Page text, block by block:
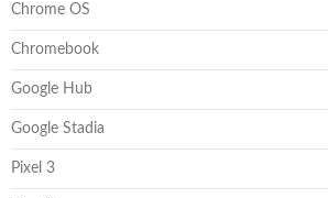
Chrome OS
Chromebook
Google Hub
Google Stadia
Pixel 3